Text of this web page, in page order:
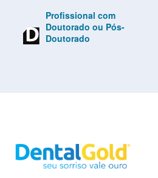
Profissional com
Doutorado ou Pós-
Doutorado